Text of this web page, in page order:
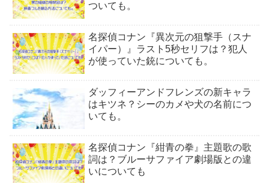
ついても。
名探偵コナン『異次元の狙撃手（スナ
イパー）』ラスト5秒セリフは？犯人
が使っていた銃についても。
ダッフィーアンドフレンズの新キャラ
はキツネ？シーのカメや犬の名前につ
いても。
名探偵コナン『紺青の拳』主題歌の歌
詞は？ブルーサファイア劇場版との違
いについても